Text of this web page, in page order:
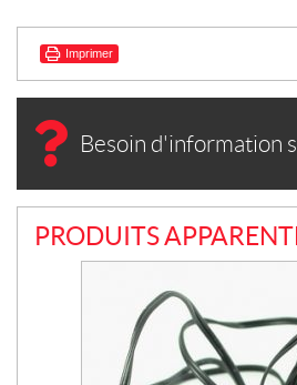
Imprimer
Besoin d'information
PRODUITS